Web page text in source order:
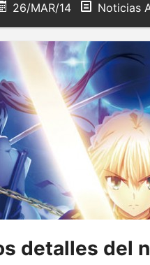
26/MAR/14 Noticias
detalles del